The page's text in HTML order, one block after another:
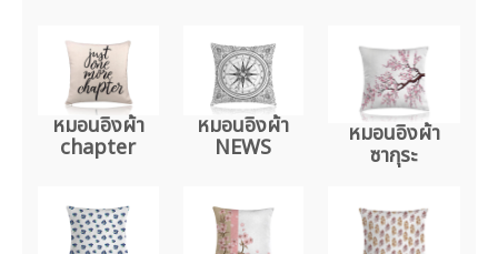
หมอนอิงผ้า
chapter
หมอนอิงผ้า
NEWS หมอนอิงผ้า
ซากุระ